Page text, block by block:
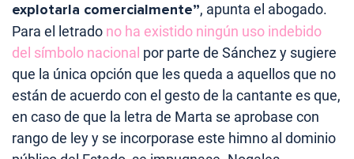
explotarla comercialmente”, apunta el abogado.
Para el letrado no ha existido ningún uso indebido
del símbolo nacional por parte de Sánchez y sugiere
que la única opción que les queda a aquellos que no
están de acuerdo con el gesto de la cantante es que,
en caso de que la letra de Marta se aprobase con
rango de ley y se incorporase este himno al dominio